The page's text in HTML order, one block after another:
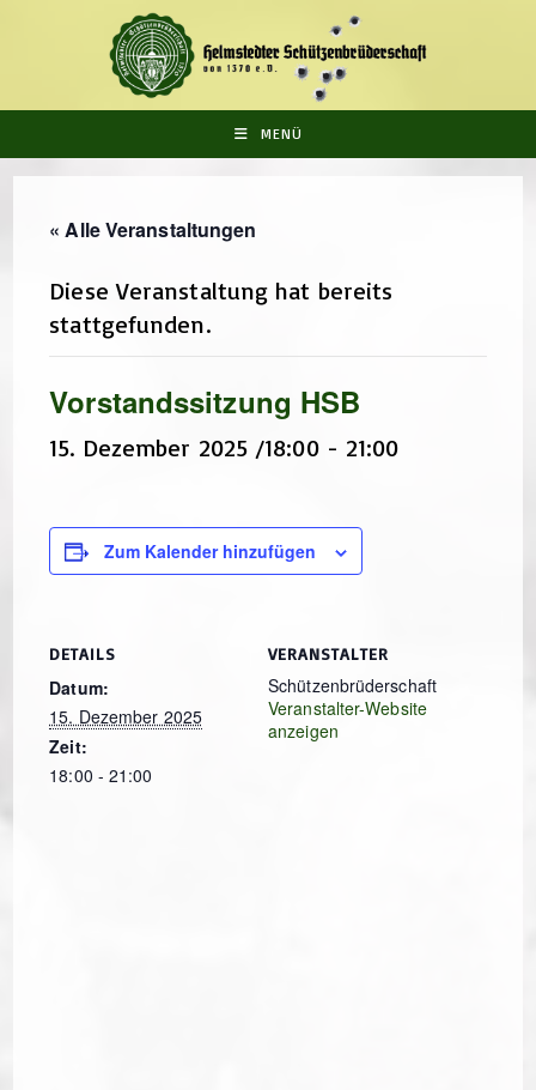
MENÜ
« Alle Veranstaltungen
Diese Veranstaltung hat bereits
stattgefunden.
Vorstandssitzung HSB
15. Dezember 2025 /18:00- 21:00
Zum Kalender hinzufügen
DETAILS
Datum:
15. Dezember 2025
Zeit:
18:00 - 21:00
VERANSTALTER
Schützenbrüderschaft
Veranstalter-Website
anzeigen